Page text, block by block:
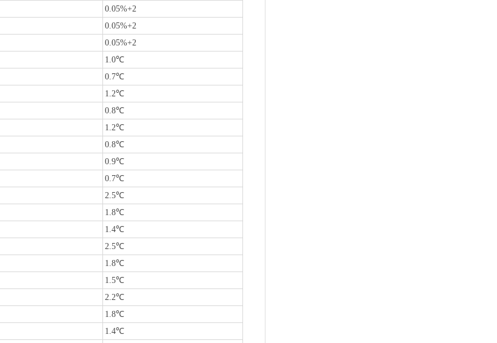
0.05%+2
0.05%+2
0.05%+2
1.0℃
0.7℃
1.2℃
0.8℃
1.2℃
0.8℃
0.9℃
0.7℃
2.5℃
1.8℃
1.4℃
2.5℃
1.8℃
1.5℃
2.2℃
1.8℃
1.4℃